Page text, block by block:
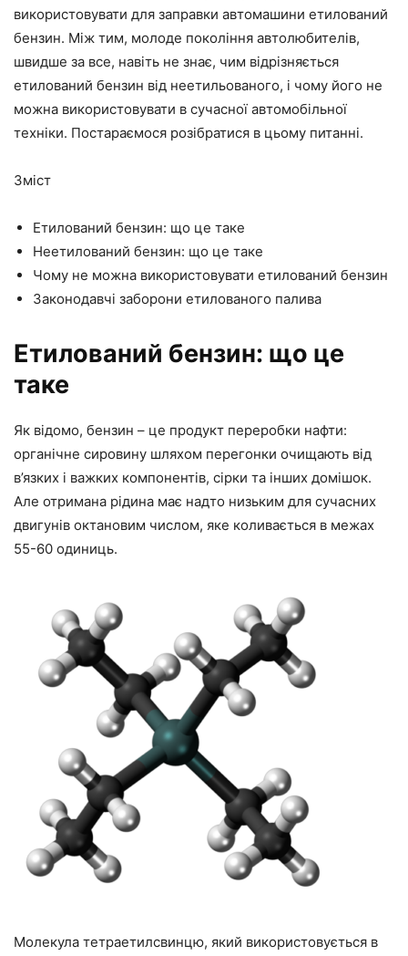
використовувати для заправки автомашини етилований
бензин. Між тим, молоде покоління автолюбителів,
швидше за все, навіть не знає, чим відрізняється
етилований бензин від неетильованого, і чому його не
можна використовувати в сучасної автомобільної
техніки. Постараємося розібратися в цьому питанні.
Зміст
Етилований бензин: що це таке
Неетилований бензин: що це таке
Чому не можна використовувати етилований бензин
Законодавчі заборони етилованого палива
Етилований бензин: що це
таке
Як відомо, бензин – це продукт переробки нафти:
органічне сировину шляхом перегонки очищають від
в’язких і важких компонентів, сірки та інших домішок.
Але отримана рідина має надто низьким для сучасних
двигунів октановим числом, яке коливається в межах
55-60 одиниць.
Молекула тетраетилсвинцю, який використовується в